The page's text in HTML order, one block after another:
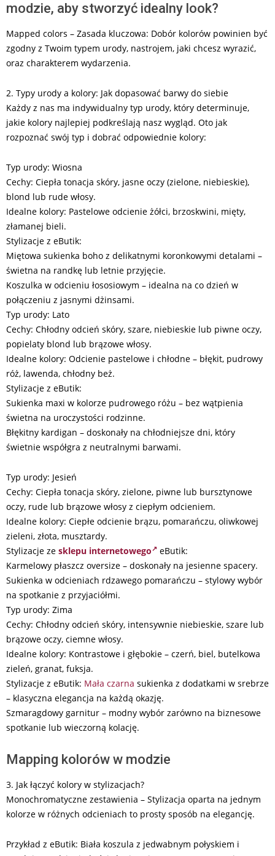
modzie, aby stworzyć idealny look?
Mapped colors – Zasada kluczowa: Dobór kolorów powinien być
zgodny z Twoim typem urody, nastrojem, jaki chcesz wyrazić,
oraz charakterem wydarzenia.
2. Typy urody a kolory: Jak dopasować barwy do siebie
Każdy z nas ma indywidualny typ urody, który determinuje,
jakie kolory najlepiej podkreślają nasz wygląd. Oto jak
rozpoznać swój typ i dobrać odpowiednie kolory:
Typ urody: Wiosna
Cechy: Ciepła tonacja skóry, jasne oczy (zielone, niebieskie),
blond lub rude włosy.
Idealne kolory: Pastelowe odcienie żółci, brzoskwini, mięty,
złamanej bieli.
Stylizacje z eButik:
Miętowa sukienka boho z delikatnymi koronkowymi detalami –
świetna na randkę lub letnie przyjęcie.
Koszulka w odcieniu łososiowym – idealna na co dzień w
połączeniu z jasnymi dżinsami.
Typ urody: Lato
Cechy: Chłodny odcień skóry, szare, niebieskie lub piwne oczy,
popielaty blond lub brązowe włosy.
Idealne kolory: Odcienie pastelowe i chłodne – błękit, pudrowy
róż, lawenda, chłodny beż.
Stylizacje z eButik:
Sukienka maxi w kolorze pudrowego różu – bez wątpienia
świetna na uroczystości rodzinne.
Błękitny kardigan – doskonały na chłodniejsze dni, który
świetnie współgra z neutralnymi barwami.
Typ urody: Jesień
Cechy: Ciepła tonacja skóry, zielone, piwne lub bursztynowe
oczy, rude lub brązowe włosy z ciepłym odcieniem.
Idealne kolory: Ciepłe odcienie brązu, pomarańczu, oliwkowej
zieleni, złota, musztardy.
Stylizacje ze sklepu internetowego
eButik:
Karmelowy płaszcz oversize – doskonały na jesienne spacery.
Sukienka w odcieniach rdzawego pomarańczu – stylowy wybór
na spotkanie z przyjaciółmi.
Typ urody: Zima
Cechy: Chłodny odcień skóry, intensywnie niebieskie, szare lub
brązowe oczy, ciemne włosy.
Idealne kolory: Kontrastowe i głębokie – czerń, biel, butelkowa
zieleń, granat, fuksja.
Stylizacje z eButik: Mała czarna sukienka z dodatkami w srebrze
– klasyczna elegancja na każdą okazję.
Szmaragdowy garnitur – modny wybór zarówno na biznesowe
spotkanie lub wieczorną kolację.
Mapping kolorów w modzie
3. Jak łączyć kolory w stylizacjach?
Monochromatyczne zestawienia – Stylizacja oparta na jednym
kolorze w różnych odcieniach to prosty sposób na elegancję.
Przykład z eButik: Biała koszula z jedwabnym połyskiem i